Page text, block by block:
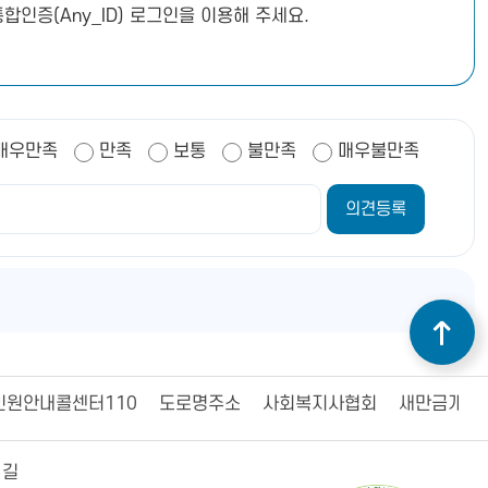
인증(Any_ID) 로그인을 이용해 주세요.
우만족 만족 보통 불만족 매우불만족
원안내콜센터110 도로명주소 사회복지사협회 새만금개발